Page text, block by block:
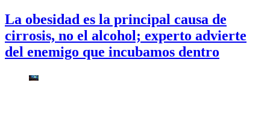
La obesidad es la principal causa de
cirrosis, no el alcohol; experto advierte
del enemigo que incubamos dentro